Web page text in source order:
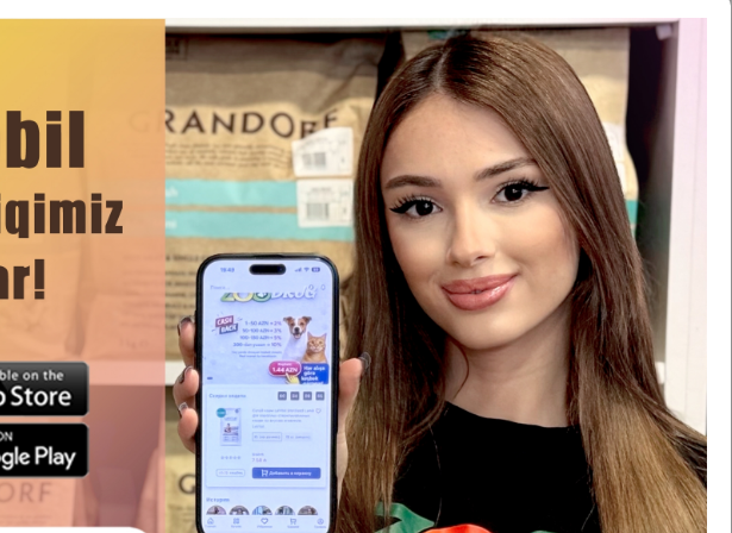
6 обеспечивают нормальную работу мозга и сердечно-
улучшить качество ее шерсти, снизить риск
вызывать аллергические реакции, подходит для домашних
так как не отягощает пищеварительный тракт
вулканогенно осадочного происхождения MicroZeoGen
выведению токсинов и отменному самочувствию питомца
и мякотью свеклы помогает стабилизировать кишечную
уменьшая выделение вредных газов и неприятного
сократить проявление симптомов пищевой аллергии
ЧИТАТЬ ДАЛЬШЕ
Смотреть Все
PURINA PROPLAN MEDIUM
PUPPY LAMB ДЛЯ
ПИТАНИЕ
СРЕДНИХ ПОРОД СО ВКУСОМ
СУХОЙ КОРМ CLUB 4 PAWS PREMIUM
ADULT ACTIVE ALL BREEDS ДЛЯ
АКТИВНЫХ ВЗРОСЛЫХ СОБАК ВСЕХ
ПОРОД, 20КГ.#9818